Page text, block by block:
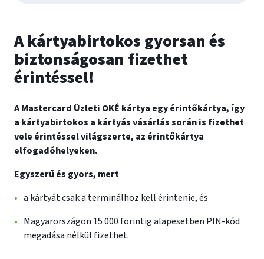
A kártyabirtokos gyorsan és
biztonságosan fizethet
érintéssel!
A Mastercard Üzleti OKÉ kártya egy érintőkártya, így
a kártyabirtokos a kártyás vásárlás során is fizethet
vele érintéssel világszerte, az érintőkártya
elfogadóhelyeken.
Egyszerű és gyors, mert
a kártyát csak a terminálhoz kell érintenie, és
Magyarországon 15 000 forintig alapesetben PIN-kód
megadása nélkül fizethet.